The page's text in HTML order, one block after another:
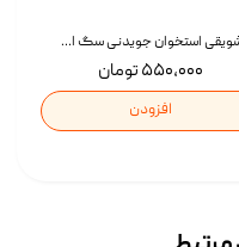
تشویقی استخوان جویدنی سگ اسنکی کرانچی با طعم مرغ Snacky Crunchy Munchy وزن 100 گرم
۵۵۰,۰۰۰ تومان
افزودن